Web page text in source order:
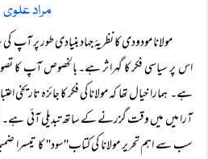
مراد علوی
مولانا مودودی کا نظریۂ جہاد بنیادی طور پر
اس پر سیاسی فکر کا گہرا ثر ہے۔ بالخصوص آپ کا
ہے۔ ہمارا خیال تھا کہ مولانا کی فکر کا جائزہ تاریخی
آرا میں میں وقت گزرنے کے ساتھ تبدیلی آئی
سب سے اہم تحریر مولانا کی کتاب''سود'' کا تیسرا